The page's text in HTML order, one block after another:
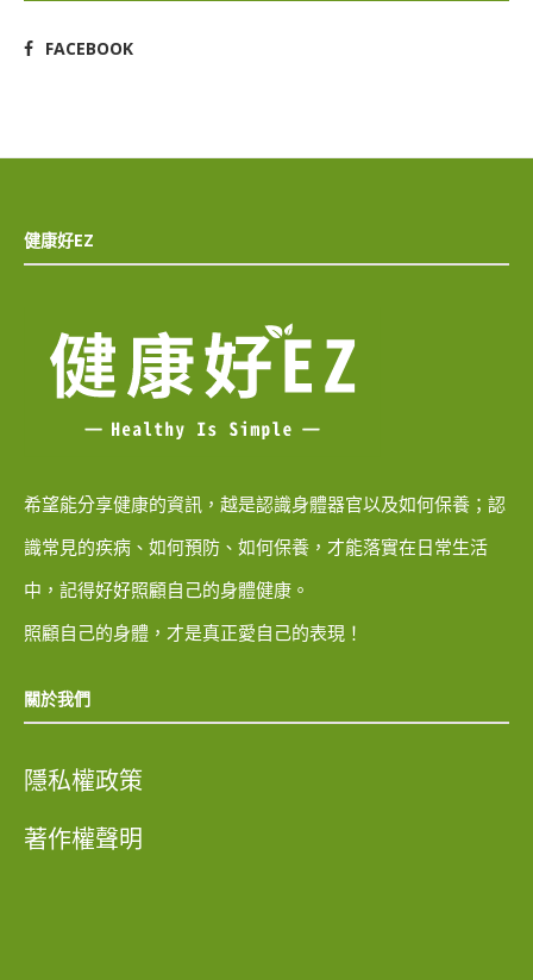
FACEBOOK
健康好EZ
希望能分享健康的資訊，越是認識身體器官以及如何保養；認
識常見的疾病、如何預防、如何保養，才能落實在日常生活
中，記得好好照顧自己的身體健康。
照顧自己的身體，才是真正愛自己的表現！
關於我們
隱私權政策
著作權聲明